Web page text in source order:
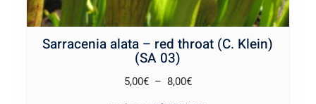
Sarracenia alata – red throat (C. Klein)
(SA 03)
5,00€ – 8,00€Plage